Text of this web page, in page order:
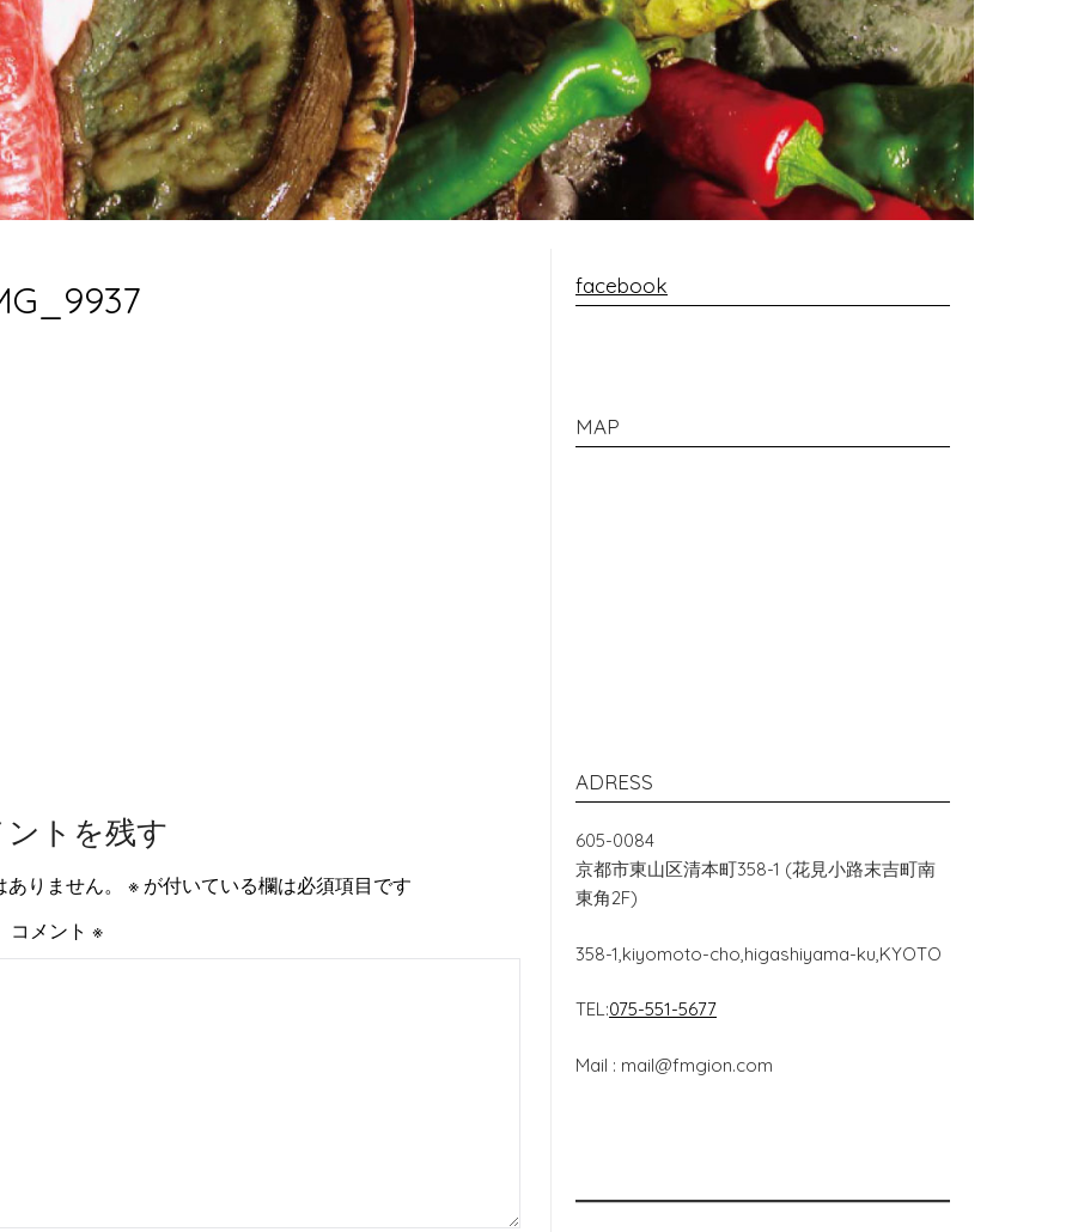
トを残す
りません。 ※が付いている欄は必須項目です
コメント ※
facebook
MAP
ADRESS
605-0084
京都市東山区清本町358-1 (花見小路末吉町南
東角2F)
358-1,kiyomoto-cho,higashiyama-ku,KYOTO
TEL:075-551-5677
Mail : mail@fmgion.com